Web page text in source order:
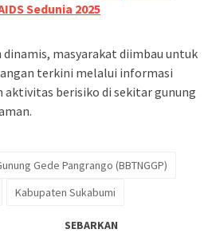
Sedunia 2025
dinamis, masyarakat diimbau untuk
terkini melalui informasi
aktivitas berisiko di sekitar gunung
Gede Pangrango (BBTNGGP)
Kabupaten Sukabumi
SEBARKAN